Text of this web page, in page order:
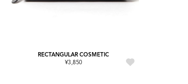
RECTANGULAR COSMETIC
¥3,850